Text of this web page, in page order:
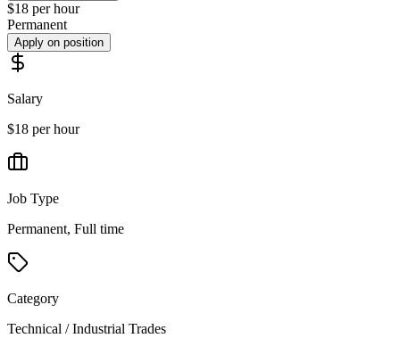
$18 per hour
Permanent
Apply on position
Salary
$18 per hour
Job Type
Permanent, Full time
Category
Technical / Industrial Trades